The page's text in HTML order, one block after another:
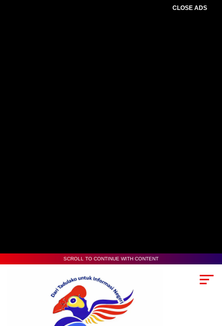
CLOSE ADS
SCROLL TO CONTINUE WITH CONTENT